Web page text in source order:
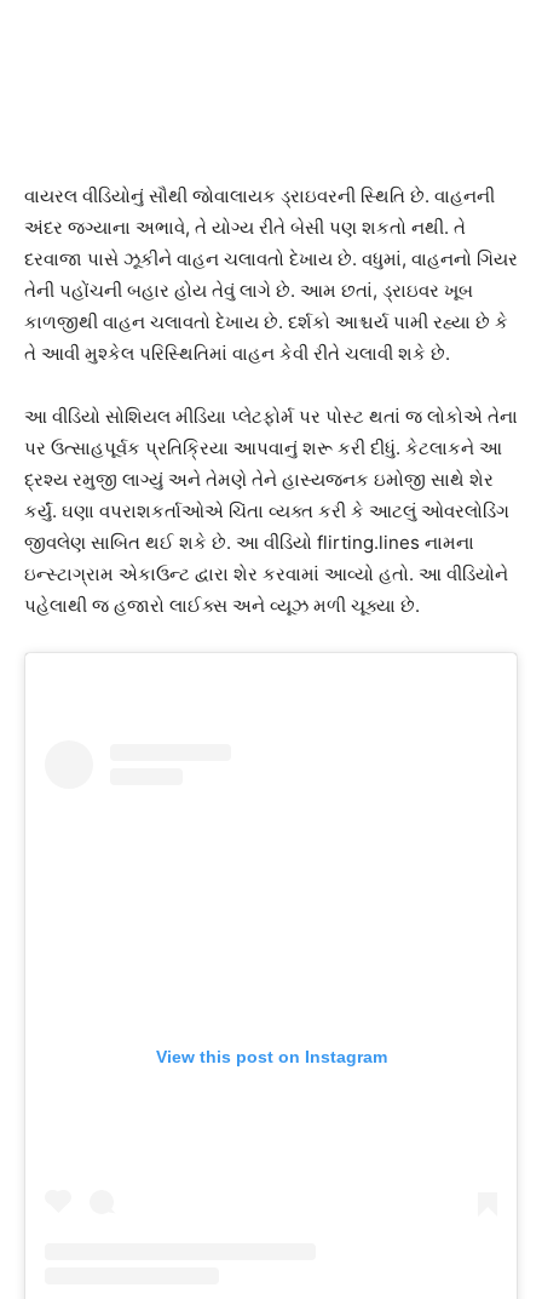
વાયરલ વીડિયોનું સૌથી જોવાલાયક ડ્રાઇવરની સ્થિતિ છે. વાહનની
અંદર જગ્યાના અભાવે, તે યોગ્ય રીતે બેસી પણ શકતો નથી. તે
દરવાજા પાસે ઝૂકીને વાહન ચલાવતો દેખાય છે. વધુમાં, વાહનનો ગિયર
તેની પહોંચની બહાર હોય તેવું લાગે છે. આમ છતાં, ડ્રાઇવર ખૂબ
કાળજીથી વાહન ચલાવતો દેખાય છે. દર્શકો આશ્ચર્ય પામી રહ્યા છે કે
તે આવી મુશ્કેલ પરિસ્થિતિમાં વાહન કેવી રીતે ચલાવી શકે છે.
આ વીડિયો સોશિયલ મીડિયા પ્લેટફોર્મ પર પોસ્ટ થતાં જ લોકોએ તેના
પર ઉત્સાહપૂર્વક પ્રતિક્રિયા આપવાનું શરૂ કરી દીધું. કેટલાકને આ
દ્રશ્ય રમુજી લાગ્યું અને તેમણે તેને હાસ્યજનક ઇમોજી સાથે શેર
કર્યું. ઘણા વપરાશકર્તાઓએ ચિંતા વ્યક્ત કરી કે આટલું ઓવરલોડિંગ
જીવલેણ સાબિત થઈ શકે છે. આ વીડિયો flirting.lines નામના
ઇન્સ્ટાગ્રામ એકાઉન્ટ દ્વારા શેર કરવામાં આવ્યો હતો. આ વીડિયોને
પહેલાથી જ હજારો લાઈક્સ અને વ્યૂઝ મળી ચૂક્યા છે.
View this post on Instagram